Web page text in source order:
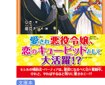
文庫本